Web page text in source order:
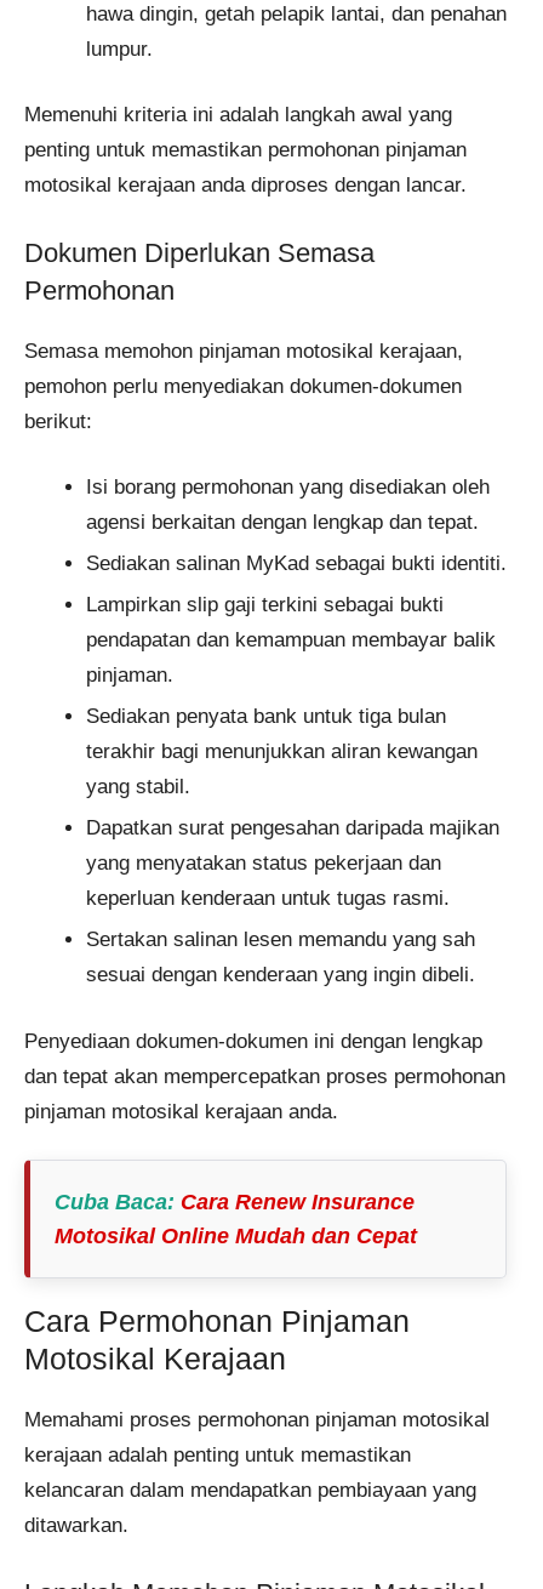
hawa dingin, getah pelapik lantai, dan penahan
lumpur.
Memenuhi kriteria ini adalah langkah awal yang
penting untuk memastikan permohonan pinjaman
motosikal kerajaan anda diproses dengan lancar.
Dokumen Diperlukan Semasa
Permohonan
Semasa memohon pinjaman motosikal kerajaan,
pemohon perlu menyediakan dokumen-dokumen
berikut:
Isi borang permohonan yang disediakan oleh
agensi berkaitan dengan lengkap dan tepat.
Sediakan salinan MyKad sebagai bukti identiti.
Lampirkan slip gaji terkini sebagai bukti
pendapatan dan kemampuan membayar balik
pinjaman.
Sediakan penyata bank untuk tiga bulan
terakhir bagi menunjukkan aliran kewangan
yang stabil.
Dapatkan surat pengesahan daripada majikan
yang menyatakan status pekerjaan dan
keperluan kenderaan untuk tugas rasmi.
Sertakan salinan lesen memandu yang sah
sesuai dengan kenderaan yang ingin dibeli.
Penyediaan dokumen-dokumen ini dengan lengkap
dan tepat akan mempercepatkan proses permohonan
pinjaman motosikal kerajaan anda.
Cuba Baca: Cara Renew Insurance
Motosikal Online Mudah dan Cepat
Cara Permohonan Pinjaman
Motosikal Kerajaan
Memahami proses permohonan pinjaman motosikal
kerajaan adalah penting untuk memastikan
kelancaran dalam mendapatkan pembiayaan yang
ditawarkan.